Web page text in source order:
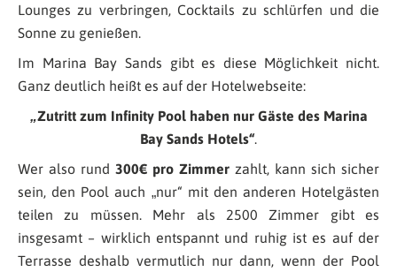
Lounges zu verbringen, Cocktails zu schlürfen und die
Sonne zu genießen.
Im Marina Bay Sands gibt es diese Möglichkeit nicht.
Ganz deutlich heißt es auf der Hotelwebseite:
„Zutritt zum Infinity Pool haben nur Gäste des Marina
Bay Sands Hotels“.
Wer also rund 300€ pro Zimmer zahlt, kann sich sicher
sein, den Pool auch „nur“ mit den anderen Hotelgästen
teilen zu müssen. Mehr als 2500 Zimmer gibt es
insgesamt – wirklich entspannt und ruhig ist es auf der
Terrasse deshalb vermutlich nur dann, wenn der Pool